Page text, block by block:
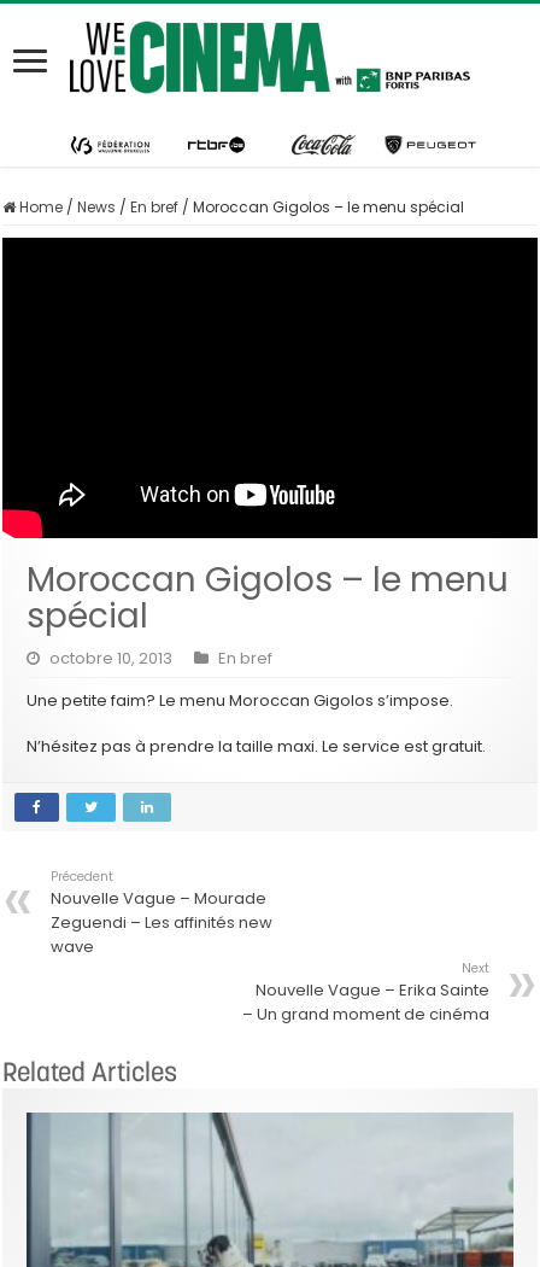
Home / News / En bref / Moroccan Gigolos – le menu spécial
Moroccan Gigolos – le menu
spécial
octobre 10, 2013
En bref
Une petite faim? Le menu Moroccan Gigolos s’impose.
N’hésitez pas à prendre la taille maxi. Le service est gratuit.
Précedent
Nouvelle Vague – Mourade
Zeguendi – Les affinités new
wave
Next
Nouvelle Vague – Erika Sainte
– Un grand moment de cinéma
Related Articles